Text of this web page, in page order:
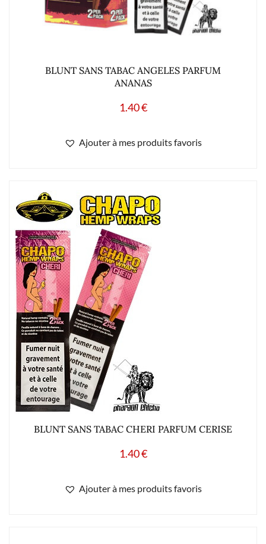
BLUNT SANS TABAC ANGELES PARFUM
ANANAS
1.40€
Ajouter à mes produits favoris
BLUNT SANS TABAC CHERI PARFUM CERISE
1.40€
Ajouter à mes produits favoris